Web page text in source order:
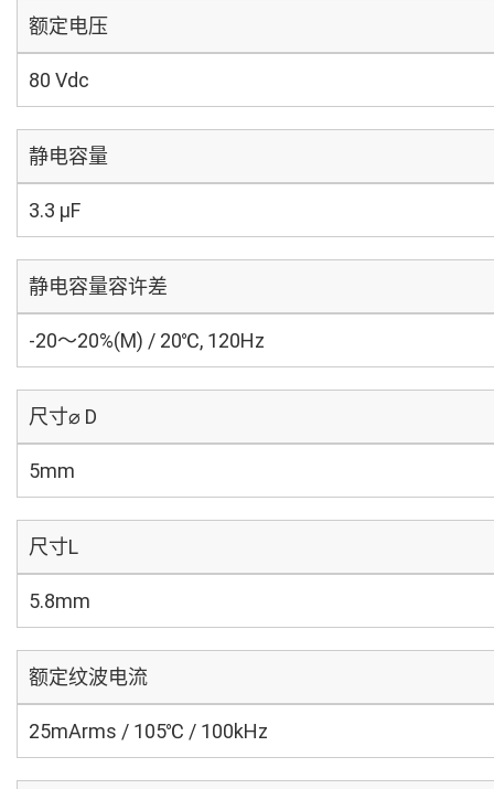
额定电压
80 Vdc
静电容量
3.3 µF
静电容量容许差
-20～20%(M) / 20℃, 120Hz
尺寸⌀ D
5mm
尺寸L
5.8mm
额定纹波电流
25mArms / 105℃ / 100kHz